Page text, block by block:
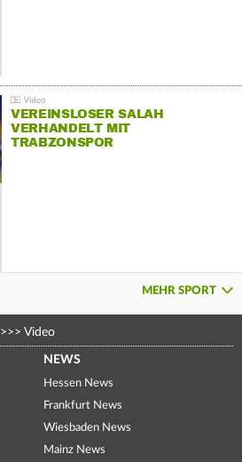
VEREINSLOSER SALAH
VERHANDELT MIT
TRABZONSPOR
MEHR SPORT
>>> Video
NEWS
Hessen News
Frankfurt News
Wiesbaden News
Mainz News